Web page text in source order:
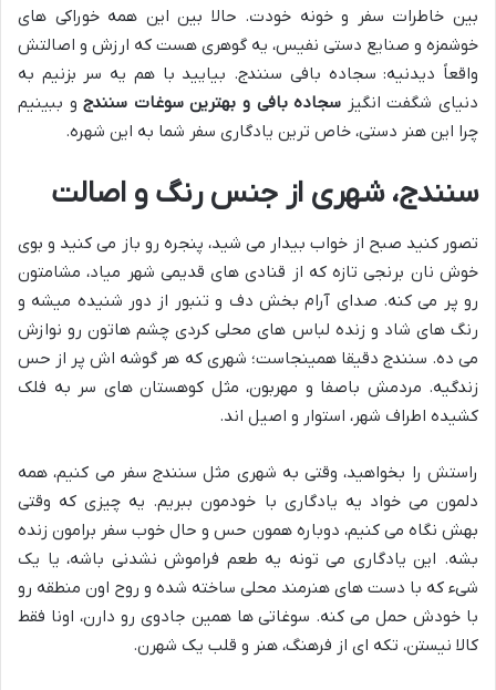
بین خاطرات سفر و خونه خودت. حالا بین این همه خوراکی های
خوشمزه و صنایع دستی نفیس، یه گوهری هست که ارزش و اصالتش
واقعاً دیدنیه: سجاده بافی سنندج. بیایید با هم یه سر بزنیم به
دنیای شگفت انگیز سجاده بافی و بهترین سوغات سنندجو ببینیم
چرا این هنر دستی، خاص ترین یادگاری سفر شما به این شهره.
سنندج، شهری از جنس رنگ و اصالت
تصور کنید صبح از خواب بیدار می شید، پنجره رو باز می کنید و بوی
خوش نان برنجی تازه که از قنادی های قدیمی شهر میاد، مشامتون
رو پر می کنه. صدای آرام بخش دف و تنبور از دور شنیده میشه و
رنگ های شاد و زنده لباس های محلی کردی چشم هاتون رو نوازش
می ده. سنندج دقیقا همینجاست؛ شهری که هر گوشه اش پر از حس
زندگیه. مردمش باصفا و مهربون، مثل کوهستان های سر به فلک
کشیده اطراف شهر، استوار و اصیل اند.
راستش را بخواهید، وقتی به شهری مثل سنندج سفر می کنیم، همه
دلمون می خواد یه یادگاری با خودمون ببریم. یه چیزی که وقتی
بهش نگاه می کنیم، دوباره همون حس و حال خوب سفر برامون زنده
بشه. این یادگاری می تونه یه طعم فراموش نشدنی باشه، یا یک
شیء که با دست های هنرمند محلی ساخته شده و روح اون منطقه رو
با خودش حمل می کنه. سوغاتی ها همین جادوی رو دارن، اونا فقط
کالا نیستن، تکه ای از فرهنگ، هنر و قلب یک شهرن.